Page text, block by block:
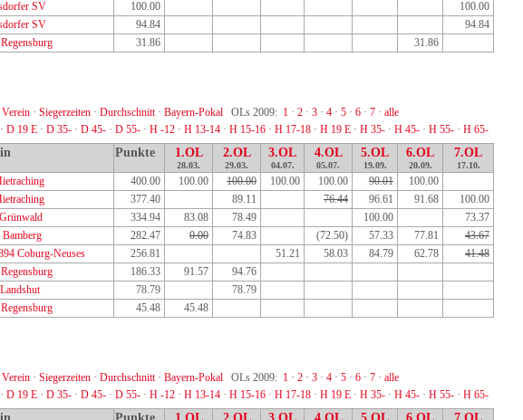
SV 100.00
100.00
SV 94.84
94.84
31.86 31.86
Verein · Siegerzeiten · Durchschnitt· Bayern-Pokal OLs 2009: 1 · 2 · 3 · 4 · 5 · 6 · 7 · alle
· D 19 E · D 35- · D 45- · D 55- · H -12 · H 13-14 · H 15-16 · H 17-18 · H 19 E · H 35- · H 45- · H 55- · H 65-
Punkte 1.OL
28.03.
2.OL
29.03.
3.OL
04.07.
4.OL
05.07.
5.OL
19.09.
6.OL
20.09.
7.OL
17.10.
400.00 100.00 100.00 100.00 100.00 90.01
100.00
377.40 89.11 76.44 96.61 91.68
100.00
334.94 83.08 78.49 100.00
73.37
282.47 0.00 74.83 (72.50) 57.33 77.81
43.67
Coburg-Neuses 256.81 51.21 58.03 84.79 62.78
41.48
186.33 91.57
94.76
78.79
78.79
45.48 45.48
Verein · Siegerzeiten · Durchschnitt· Bayern-Pokal OLs 2009: 1 · 2 · 3 · 4 · 5 · 6 · 7 · alle
· D 19 E · D 35- · D 45- · D 55- · H -12 · H 13-14 · H 15-16 · H 17-18 · H 19 E · H 35- · H 45- · H 55- · H 65-